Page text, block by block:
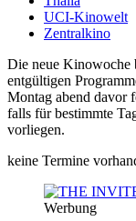
UCI-Kinowelt
Zentralkino
Die neue Kinowoche
entgültigen
Montag abend davor
falls für bestimmte
vorliegen.
keine Termine
Werbung